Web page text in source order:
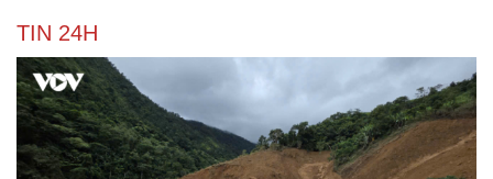
TIN 24H